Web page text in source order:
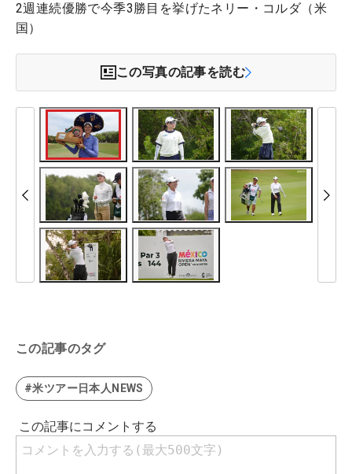
2週連続優勝で今季3勝目を挙げたネリー・コルダ（米
国）
この写真の記事を読む
この記事のタグ
#米ツアー日本人NEWS